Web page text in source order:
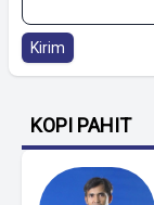
Kirim
KOPI PAHIT